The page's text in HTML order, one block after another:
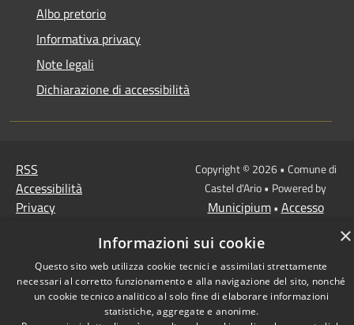
Albo pretorio
Informativa privacy
Note legali
Dichiarazione di accessibilità
RSS
Accessibilità
Privacy
Copyright © 2026 • Comune di
Castel d'Ario • Powered by
Municipium• Accesso
×
Informazioni sui cookie
Questo sito web utilizza cookie tecnici e assimilati strettamente
necessari al corretto funzionamento e alla navigazione del sito, nonché
un cookie tecnico analitico al solo fine di elaborare informazioni
statistiche, aggregate e anonime.